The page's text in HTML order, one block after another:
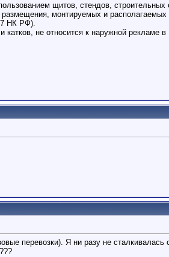
щитов, стендов, строительных
размещения, монтируемых и
НК РФ).
не относится к наружной рекламе
перевозки). Я ни разу не